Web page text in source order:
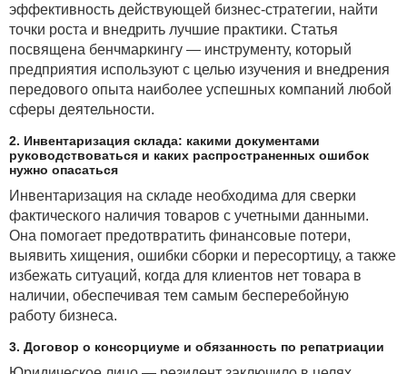
эффективность действующей бизнес-стратегии, найти
точки роста и внедрить лучшие практики. Статья
посвящена бенчмаркингу — инструменту, который
предприятия используют с целью изучения и внедрения
передового опыта наиболее успешных компаний любой
сферы деятельности.
2. Инвентаризация склада: какими документами
руководствоваться и каких распространенных ошибок
нужно опасаться
Инвентаризация на складе необходима для сверки
фактического наличия товаров с учетными данными.
Она помогает предотвратить финансовые потери,
выявить хищения, ошибки сборки и пересортицу, а также
избежать ситуаций, когда для клиентов нет товара в
наличии, обеспечивая тем самым бесперебойную
работу бизнеса.
3. Договор о консорциуме и обязанность по репатриации